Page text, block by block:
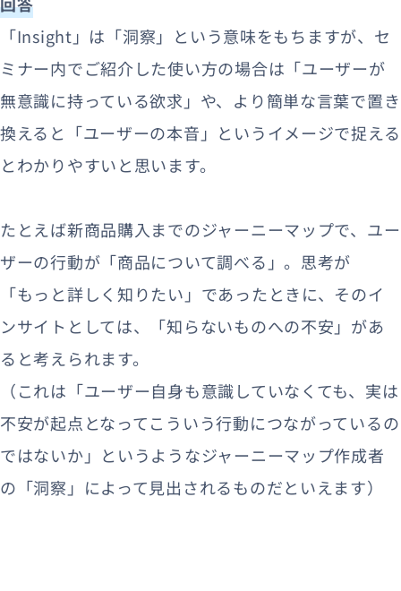
「Insight」は「洞察」という意味をもちますが、セ
ミナー内でご紹介した使い方の場合は「ユーザーが
無意識に持っている欲求」や、より簡単な言葉で置き
換えると「ユーザーの本音」というイメージで捉える
とわかりやすいと思います。
たとえば新商品購入までのジャーニーマップで、ユー
ザーの行動が「商品について調べる」。思考が
「もっと詳しく知りたい」であったときに、そのイ
ンサイトとしては、「知らないものへの不安」があ
ると考えられます。
（これは「ユーザー自身も意識していなくても、実は
不安が起点となってこういう行動につながっているの
ではないか」というようなジャーニーマップ作成者
の「洞察」によって見出されるものだといえます）